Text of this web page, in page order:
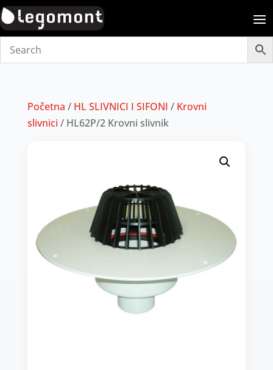
Početna / HL SLIVNICI I SIFONI / Krovni
slivnici / HL62P/2 Krovni slivnik